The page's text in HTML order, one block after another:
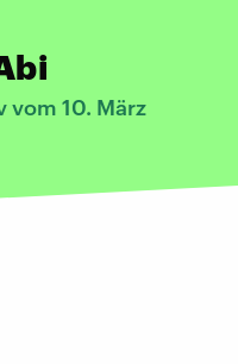
vom 10. März